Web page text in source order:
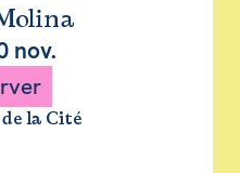
nov.
la Cité